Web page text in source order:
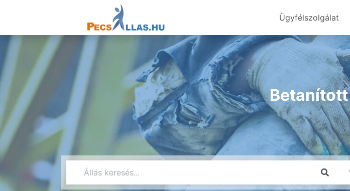
Ügyfélszolgálat